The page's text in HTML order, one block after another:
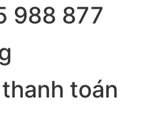
988 877
toán